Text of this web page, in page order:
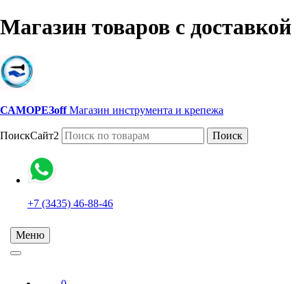
Магазин товаров с доставкой
САМОРЕЗoff Магазин инструмента и крепежа
ПоискСайт2 Поиск
+7 (3435) 46-88-46
Меню